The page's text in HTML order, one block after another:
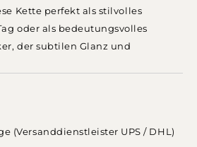
Kette perfekt als stilvolles
oder als bedeutungsvolles
der subtilen Glanz und
(Versanddienstleister UPS / DHL)